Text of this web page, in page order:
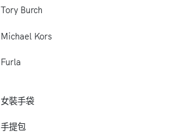
Tory Burch
Michael Kors
Furla
女裝手袋
手提包